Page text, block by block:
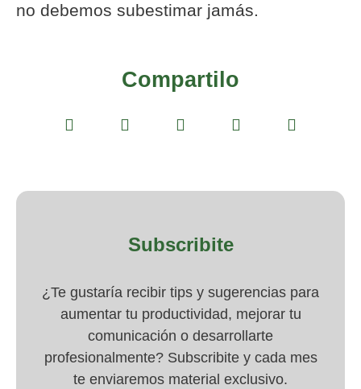
no debemos subestimar jamás.
Compartilo
Subscribite
¿Te gustaría recibir tips y sugerencias para
aumentar tu productividad, mejorar tu
comunicación o desarrollarte
profesionalmente? Subscribite y cada mes
te enviaremos material exclusivo.